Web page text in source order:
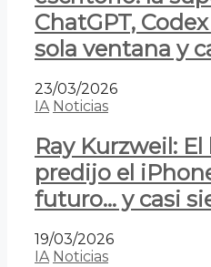
ChatGPT,
sola ventana y
23/03/2026
IA Noticias
Ray Kurzweil:
predijo el
futuro… y casi
19/03/2026
IA Noticias